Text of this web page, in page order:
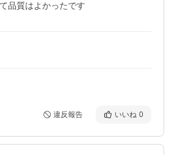
品質はよかったです
違反報告 いいね 0